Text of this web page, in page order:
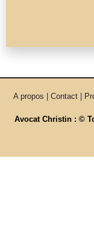
A propos | Contact |
Avocat Christin : ©